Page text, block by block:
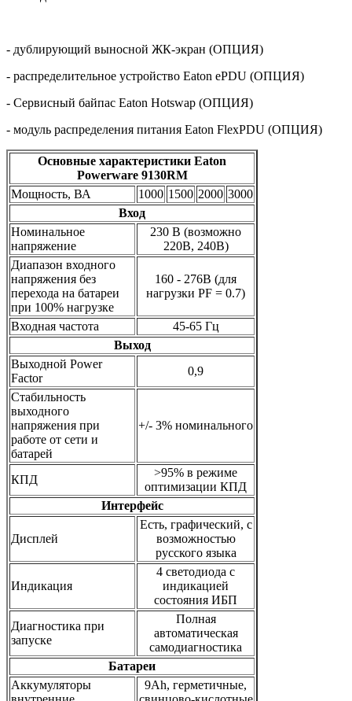
- дублирующий выносной ЖК-экран (ОПЦИЯ)
- распределительное устройство Eaton ePDU (ОПЦИЯ)
- Сервисный байпас Eaton Hotswap (ОПЦИЯ)
- модуль распределения питания Eaton FlexPDU (ОПЦИЯ)
Основные характеристики Eaton
Powerware 9130RM
Мощность, ВА
1000 1500 2000 3000
Вход
Номинальное
напряжение
230 В (возможно
220В, 240В)
Диапазон входного
напряжения без
перехода на батареи
при 100% нагрузке
160 - 276В (для
нагрузки PF = 0.7)
Входная частота
45-65 Гц
Выход
Выходной Power
Factor
0,9
Стабильность
выходного
напряжения при
работе от сети и
батарей
+/- 3% номинального
КПД
>95% в режиме
оптимизации КПД
Интерфейс
Дисплей
Есть, графический, с
возможностью
русского языка
Индикация
4 светодиода с
индикацией
состояния ИБП
Диагностика при
запуске
Полная
автоматическая
самодиагностика
Батареи
Аккумуляторы
9Ah, герметичные,